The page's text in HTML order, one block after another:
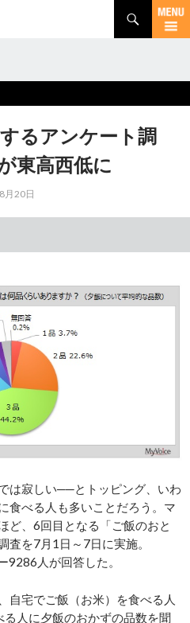
るアンケート調
東高西低に
月20日
は寂しい──とトッピング、いわ
食べる人も多いことだろう。マ
ど、6回目となる「ご飯のおと
査を7月1日～7日に実施。
9286人が回答した。
宅でご飯（お米）を食べる人
人に夕飯のおかずの品数を聞